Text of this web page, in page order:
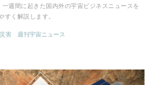
一週間に起きた国内外の宇宙ビジネスニュースを
すく解説します。
災害 週刊宇宙ニュース